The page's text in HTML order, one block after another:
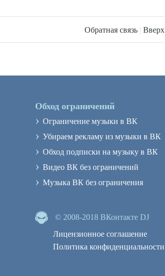
Обратная связь | Вверх
Обход ограничений
› Ограничение музыки в ВК
› Убираем рекламу из музыки в ВК
› Обход подписки на музыку в ВК
› Видео ВК без ограничений
› Музыка ВК без ограничения
© 2008-2018 ВКонтакте DJ
Лицензионное соглашение
Политика конфиденциальности